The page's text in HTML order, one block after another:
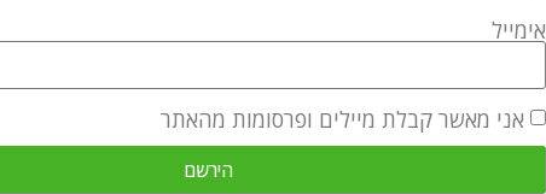
מעגל החיים
אדר ופורים – אתחול מחדש
אימייל
אני מאשר קבלת מיילים ופרסומות מהאתר
הירשם